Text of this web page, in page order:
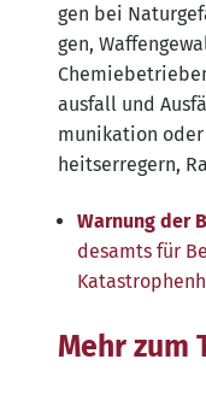
gen bei
gen,
aus­fall und
mu­ni­ka­ti­on oder
heits­er­re­gern,
War­nung der
des­amts für
Mehr zum